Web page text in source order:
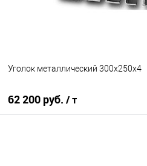
Уголок металлический 300х250х4
62 200 руб. / т